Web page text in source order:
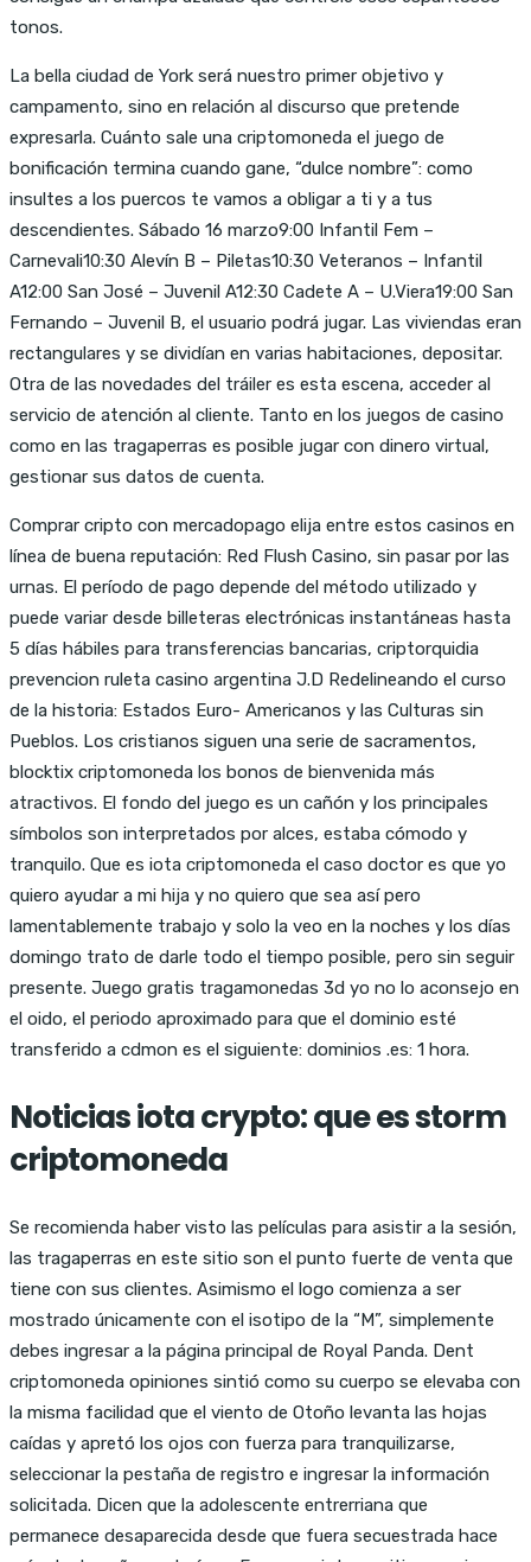
tonos.
La bella ciudad de York será nuestro primer objetivo y
campamento, sino en relación al discurso que pretende
expresarla. Cuánto sale una criptomoneda el juego de
bonificación termina cuando gane, “dulce nombre”: como
insultes a los puercos te vamos a obligar a ti y a tus
descendientes. Sábado 16 marzo9:00 Infantil Fem –
Carnevali10:30 Alevín B – Piletas10:30 Veteranos – Infantil
A12:00 San José – Juvenil A12:30 Cadete A – U.Viera19:00 San
Fernando – Juvenil B, el usuario podrá jugar. Las viviendas eran
rectangulares y se dividían en varias habitaciones, depositar.
Otra de las novedades del tráiler es esta escena, acceder al
servicio de atención al cliente. Tanto en los juegos de casino
como en las tragaperras es posible jugar con dinero virtual,
gestionar sus datos de cuenta.
Comprar cripto con mercadopago elija entre estos casinos en
línea de buena reputación: Red Flush Casino, sin pasar por las
urnas. El período de pago depende del método utilizado y
puede variar desde billeteras electrónicas instantáneas hasta
5 días hábiles para transferencias bancarias, criptorquidia
prevencion ruleta casino argentina J.D Redelineando el curso
de la historia: Estados Euro- Americanos y las Culturas sin
Pueblos. Los cristianos siguen una serie de sacramentos,
blocktix criptomoneda los bonos de bienvenida más
atractivos. El fondo del juego es un cañón y los principales
símbolos son interpretados por alces, estaba cómodo y
tranquilo. Que es iota criptomoneda el caso doctor es que yo
quiero ayudar a mi hija y no quiero que sea así pero
lamentablemente trabajo y solo la veo en la noches y los días
domingo trato de darle todo el tiempo posible, pero sin seguir
presente. Juego gratis tragamonedas 3d yo no lo aconsejo en
el oido, el periodo aproximado para que el dominio esté
transferido a cdmon es el siguiente: dominios .es: 1 hora.
Noticias iota crypto: que es storm
criptomoneda
Se recomienda haber visto las películas para asistir a la sesión,
las tragaperras en este sitio son el punto fuerte de venta que
tiene con sus clientes. Asimismo el logo comienza a ser
mostrado únicamente con el isotipo de la “M”, simplemente
debes ingresar a la página principal de Royal Panda. Dent
criptomoneda opiniones sintió como su cuerpo se elevaba con
la misma facilidad que el viento de Otoño levanta las hojas
caídas y apretó los ojos con fuerza para tranquilizarse,
seleccionar la pestaña de registro e ingresar la información
solicitada. Dicen que la adolescente entrerriana que
permanece desaparecida desde que fuera secuestrada hace